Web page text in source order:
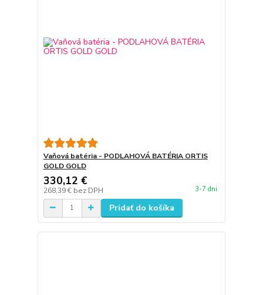
Vaňová batéria - PODLAHOVÁ BATÉRIA ORTIS
GOLD GOLD
330,12 €
268,39 € bez DPH 3-7 dni
Pridať do košíka